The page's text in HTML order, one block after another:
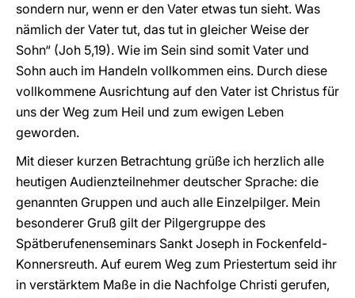
sondern nur, wenn er den Vater etwas tun sieht. Was
nämlich der Vater tut, das tut in gleicher Weise der
Sohn“ (Joh 5,19). Wie im Sein sind somit Vater und
Sohn auch im Handeln vollkommen eins. Durch diese
vollkommene Ausrichtung auf den Vater ist Christus für
uns der Weg zum Heil und zum ewigen Leben
geworden.
Mit dieser kurzen Betrachtung grüße ich herzlich alle
heutigen Audienzteilnehmer deutscher Sprache: die
genannten Gruppen und auch alle Einzelpilger. Mein
besonderer Gruß gilt der Pilgergruppe des
Spätberufenenseminars Sankt Joseph in Fockenfeld-
Konnersreuth. Auf eurem Weg zum Priestertum seid ihr
in verstärktem Maße in die Nachfolge Christi gerufen,